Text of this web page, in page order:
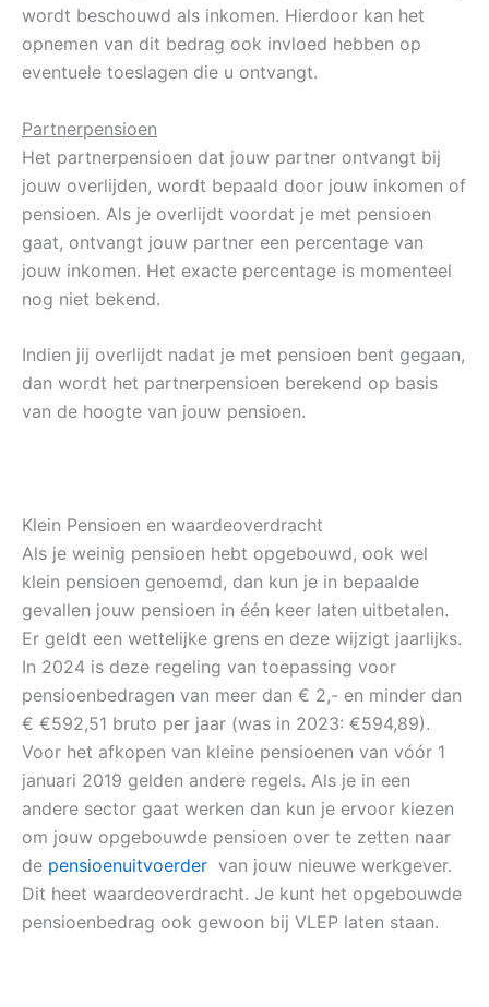
wordt beschouwd als inkomen. Hierdoor kan het
opnemen van dit bedrag ook invloed hebben op
eventuele toeslagen die u ontvangt.
Partnerpensioen
Het partnerpensioen dat jouw partner ontvangt bij
jouw overlijden, wordt bepaald door jouw inkomen of
pensioen. Als je overlijdt voordat je met pensioen
gaat, ontvangt jouw partner een percentage van
jouw inkomen. Het exacte percentage is momenteel
nog niet bekend.
Indien jij overlijdt nadat je met pensioen bent gegaan,
dan wordt het partnerpensioen berekend op basis
van de hoogte van jouw pensioen.
Klein Pensioen en waardeoverdracht
Als je weinig pensioen hebt opgebouwd, ook wel
klein pensioen genoemd, dan kun je in bepaalde
gevallen jouw pensioen in één keer laten uitbetalen.
Er geldt een wettelijke grens en deze wijzigt jaarlijks.
In 2024 is deze regeling van toepassing voor
pensioenbedragen van meer dan € 2,- en minder dan
€ €592,51 bruto per jaar (was in 2023: €594,89).
Voor het afkopen van kleine pensioenen van vóór 1
januari 2019 gelden andere regels. Als je in een
andere sector gaat werken dan kun je ervoor kiezen
om jouw opgebouwde pensioen over te zetten naar
de pensioenuitvoerder van jouw nieuwe werkgever.
Dit heet waardeoverdracht. Je kunt het opgebouwde
pensioenbedrag ook gewoon bij VLEP laten staan.